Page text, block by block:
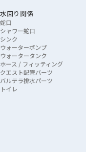
水回り関係
蛇口
シャワー蛇口
シンク
ウォーターポンプ
ウォータータンク
ホース / フィッティング
クエスト配管パーツ
バルテラ排水パーツ
トイレ